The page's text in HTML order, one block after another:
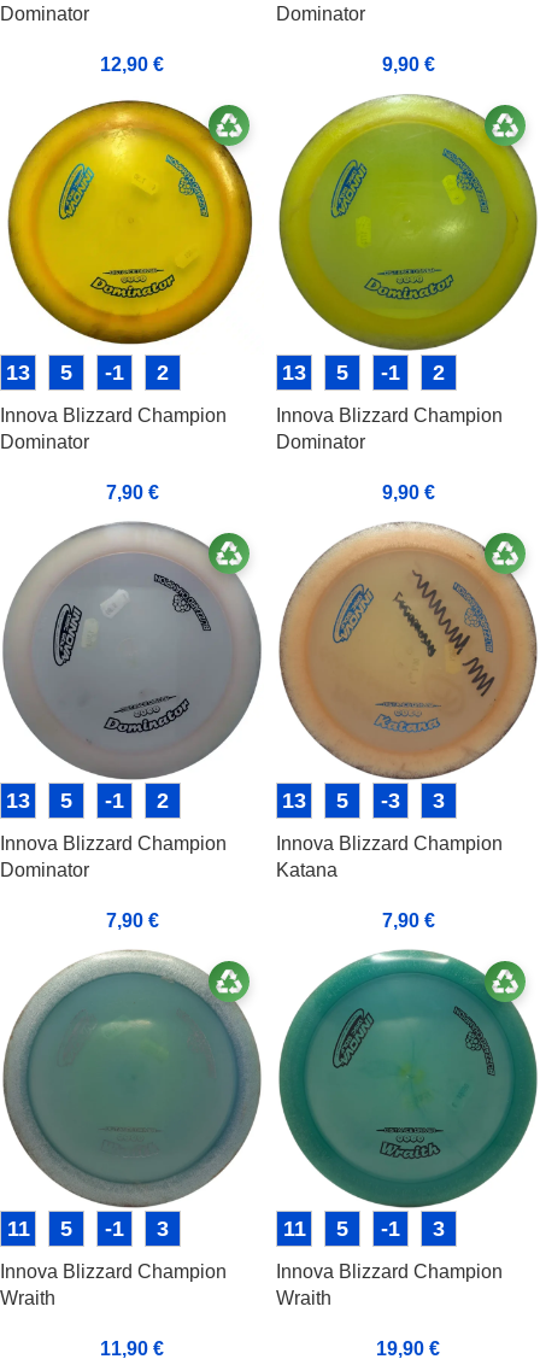
Dominator
12,90 €
Dominator
9,90 €
13 5 -1 2
Innova Blizzard Champion
Dominator
7,90 €
13 5 -1 2
Innova Blizzard Champion
Dominator
9,90 €
13 5 -1 2
Innova Blizzard Champion
Dominator
7,90 €
13 5 -3 3
Innova Blizzard Champion
Katana
7,90 €
11 5 -1 3
Innova Blizzard Champion
Wraith
11,90 €
11 5 -1 3
Innova Blizzard Champion
Wraith
19,90 €